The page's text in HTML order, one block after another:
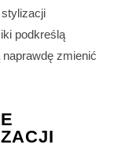
podkreślą
zmienić